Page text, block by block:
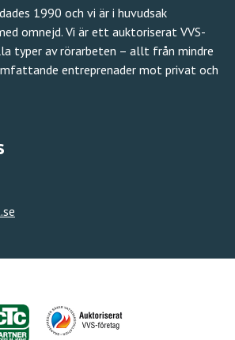
1990 och vi är i huvudsak
omnejd. Vi är ett auktoriserat VVS-
typer av rörarbeten – allt från mindre
entreprenader mot privat och